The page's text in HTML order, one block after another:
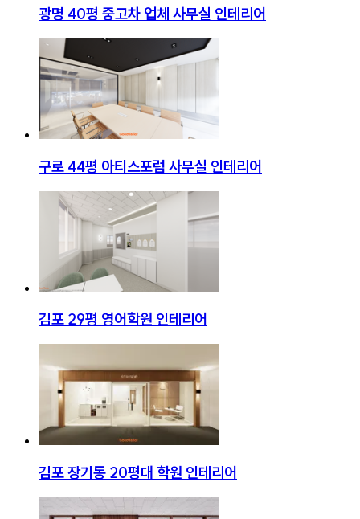
광명 40평 중고차 업체 사무실 인테리어
구로 44평 아티스포럼 사무실 인테리어
김포 29평 영어학원 인테리어
김포 장기동 20평대 학원 인테리어